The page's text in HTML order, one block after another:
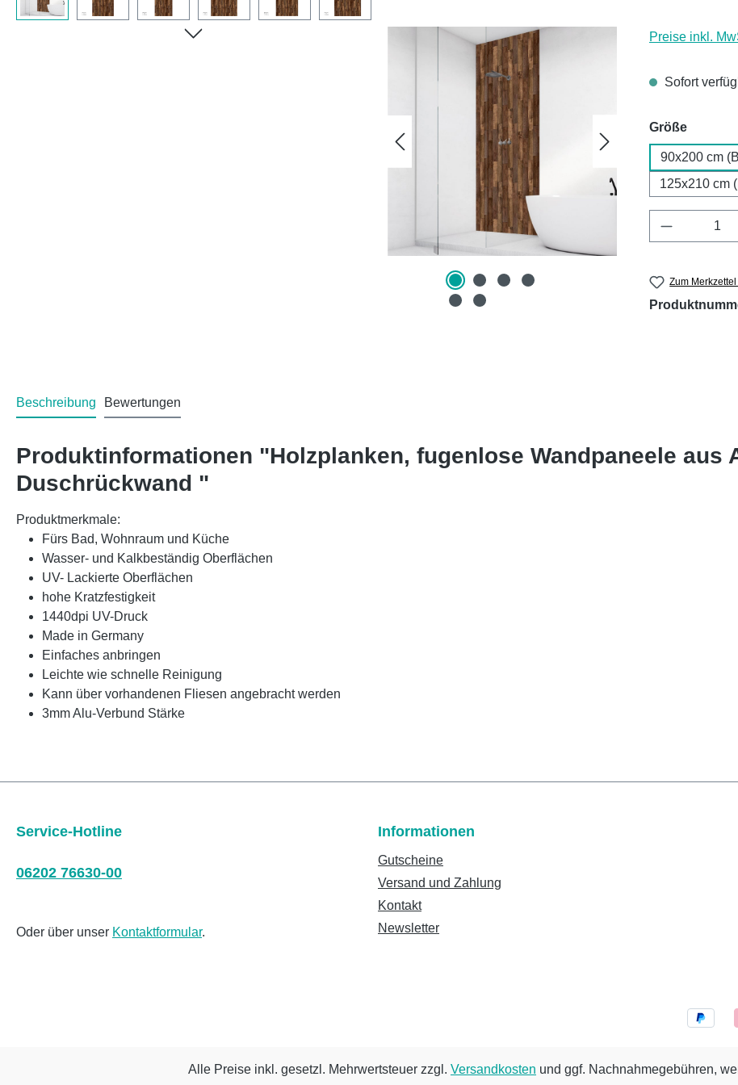
Preise inkl.
Sofort
Größe
90x200 cm
125x210 cm
Produkt
Zum
Beschreibung Bewertungen
Produktinformationen "Holzplanken, fugenlose Wandpaneele aus
Duschrückwand "
Produktmerkmale:
Fürs Bad, Wohnraum und Küche
Wasser- und Kalkbeständig Oberflächen
UV- Lackierte Oberflächen
hohe Kratzfestigkeit
1440dpi UV-Druck
Made in Germany
Einfaches anbringen
Leichte wie schnelle Reinigung
Kann über vorhandenen Fliesen angebracht werden
3mm Alu-Verbund Stärke
Service-Hotline
06202 76630-00
Oder über unser Kontaktformular.
Informationen
Gutscheine
Versand und Zahlung
Kontakt
Newsletter
Alle Preise inkl. gesetzl. Mehrwertsteuer zzgl. Versandkosten und ggf. Nachnahmegebühren,